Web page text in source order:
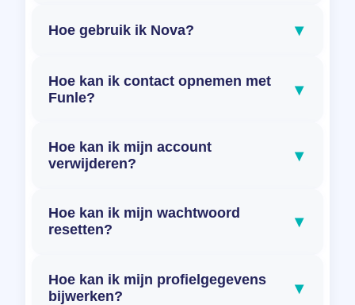
Hoe gebruik ik Nova? ▾
Hoe kan ik contact opnemen met
Funle?
▾
Hoe kan ik mijn account
verwijderen?
▾
Hoe kan ik mijn wachtwoord
resetten?
▾
Hoe kan ik mijn profielgegevens
bijwerken?
▾